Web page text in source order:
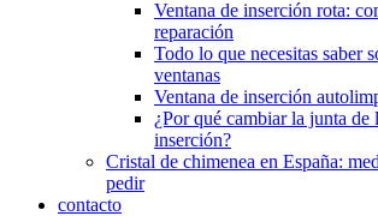
Ventana de inserción rota:
reparación
Todo lo que necesitas saber
ventanas
Ventana de inserción
¿Por qué cambiar la junta de
inserción?
Cristal de chimenea en España:
pedir
contacto